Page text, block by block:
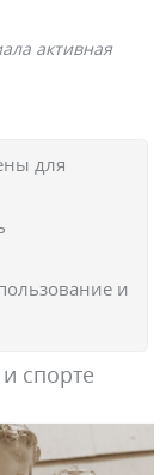
активная
для
и
спорте